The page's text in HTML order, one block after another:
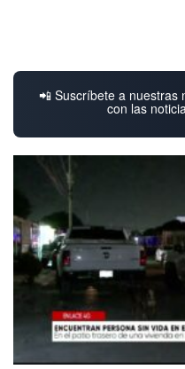
📲 Suscríbete a nuestras
con las